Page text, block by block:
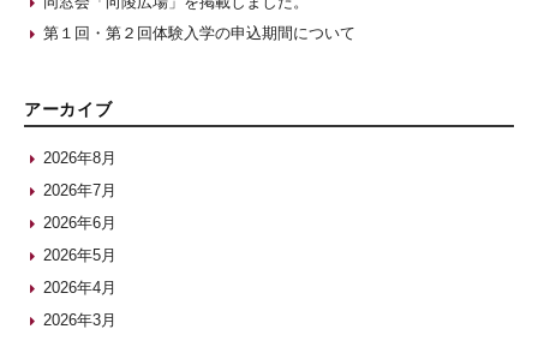
第１回・第２回体験入学の申込期間について
アーカイブ
2026年8月
2026年7月
2026年6月
2026年5月
2026年4月
2026年3月